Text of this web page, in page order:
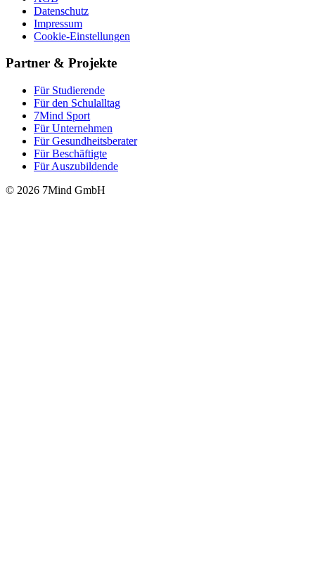
Datenschutz
Impressum
Cookie-Einstellungen
Partner & Projekte
Für Stu­die­rende
Für den Schulalltag
7Mind Sport
Für Unter­neh­men
Für Gesund­heits­be­ra­ter
Für Beschäftigte
Für Auszubildende
© 2026 7Mind GmbH